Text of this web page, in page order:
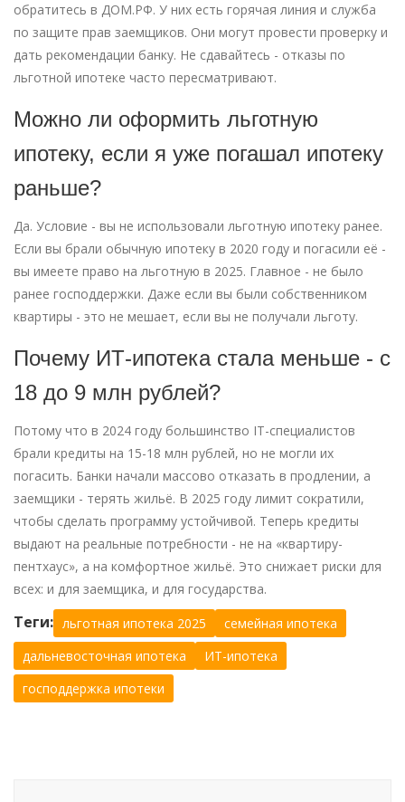
обратитесь в ДОМ.РФ. У них есть горячая линия и служба
по защите прав заемщиков. Они могут провести проверку и
дать рекомендации банку. Не сдавайтесь - отказы по
льготной ипотеке часто пересматривают.
Можно ли оформить льготную
ипотеку, если я уже погашал ипотеку
раньше?
Да. Условие - вы не использовали льготную ипотеку ранее.
Если вы брали обычную ипотеку в 2020 году и погасили её -
вы имеете право на льготную в 2025. Главное - не было
ранее господдержки. Даже если вы были собственником
квартиры - это не мешает, если вы не получали льготу.
Почему ИТ-ипотека стала меньше - с
18 до 9 млн рублей?
Потому что в 2024 году большинство IT-специалистов
брали кредиты на 15-18 млн рублей, но не могли их
погасить. Банки начали массово отказать в продлении, а
заемщики - терять жильё. В 2025 году лимит сократили,
чтобы сделать программу устойчивой. Теперь кредиты
выдают на реальные потребности - не на «квартиру-
пентхаус», а на комфортное жильё. Это снижает риски для
всех: и для заемщика, и для государства.
Теги: льготная ипотека 2025
семейная ипотека
дальневосточная ипотека
ИТ-ипотека
господдержка ипотеки